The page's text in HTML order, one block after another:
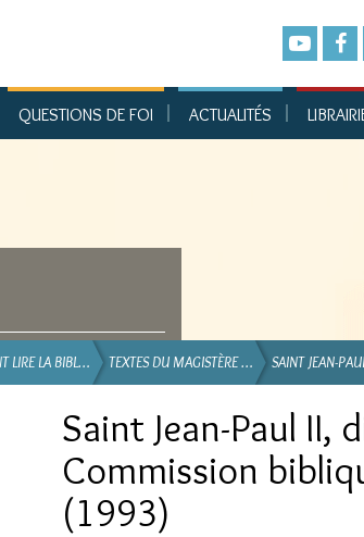
QUESTIONS DE FOI ACTUALITÉS
LIRE LA BIBL… TEXTES DU MAGISTÈRE … SAINT JEAN-
Saint Jean-Paul II,
Commission
(1993)